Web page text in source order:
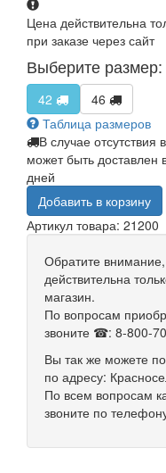
Цена действительна
при заказе через сайт
Выберите размер:
42
46
Таблица размеров
В случае
может быть доставлен
дней
Добавить в корзину
Артикул товара: 21200
Обратите
действительна
магазин.
По вопросам
звоните ☎: 8-800-
Вы так же можете
по адресу:
По всем вопросам
звоните по